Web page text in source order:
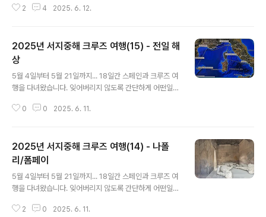
기 이후의 예술 작품들만 전시되어 있고, 프라도 미술관은
여행을 준비하시는 분이 있다면 도움이 되었으면 좋겠습니
서 혹시 이번에도 체크아웃 연기가 가능한지 호스트에게
문의했는데 딱 잘라 거절하더군요. 그리고 혹시 짐을 맡길
데가 있는지 물어봤는데도 아무 대답도 없고요. 이제까지
에어비앤비에 묵으면서 소통에는 문제가 없었는데 마지막
에 약간 실망했습니다.그래서 먼저 집 주변에 짐을 맡길 곳
이 있는지 확인해봤습니다. 인근 작은 호텔에도 문의했는
2 4 2025. 6. 12.
2025년 서지중해 크루즈 여행(15) - 전일 해
상
5월 4일부터 5월 21일까지... 18일간 스페인과 크루즈 여
행을 다녀왔습니다. 잊어버리지 않도록 간단하게 어떤일이
여행을 준비하시는 분이 있다면 도움이 되었으면 좋겠습니
었거든요. 아래는 크루즈 선실내 TV에 나오는 크루즈 선박
의 위치입니다. 거의 비행기에서 안내해주는 것과 비슷하
네요. 현재 코르시카섬과 사르디니아 섬 사이를 지나네요.
이 날은 그냥 방에서 쉬면서 짐을 정리했습니다. 식사하러
나가서는 좀 구경도 했고요. 저녁식사 후에는 뮤지컬 맘마
미아를 관람했습니다. 맞습니다. 뮤지컬도 처음이었습니
0 0 2025. 6. 11.
2025년 서지중해 크루즈 여행(14) - 나폴
리/폼페이
5월 4일부터 5월 21일까지... 18일간 스페인과 크루즈 여
행을 다녀왔습니다. 잊어버리지 않도록 간단하게 어떤일이
여행을 준비하시는 분이 있다면 도움이 되었으면 좋겠습니
2 0 2025. 6. 11.